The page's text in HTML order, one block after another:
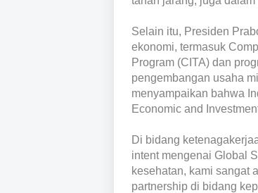
Selain itu, Presiden
ekonomi, termasuk
Program (CITA) dan
pengembangan usaha
menyampaikan bahwa
Economic and
Di bidang
intent mengenai Global
kesehatan, kami sangat
partnership di bidang